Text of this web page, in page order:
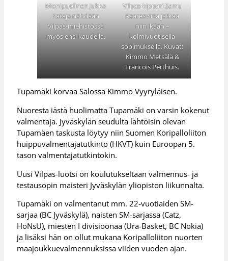
Monipuolinen Jukka
Kataja nähdään
Vilpas-miehistössä
myös ensi kaudella.
Vilpas-kippari Samu
Kaaresvirta jatkaa
niin ikään –
kolmivuotisella
sopimuksella. Kuvat:
Kimmo Metsälä &
Francois Perthuis.
Tupamäki korvaa Salossa Kimmo Vyyryläisen.
Nuoresta iästä huolimatta Tupamäki on varsin kokenut
valmentaja. Jyväskylän seudulta lähtöisin olevan
Tupamäen taskusta löytyy niin Suomen Koripalloliiton
huippuvalmentajatutkinto (HKVT) kuin Euroopan 5.
tason valmentajatutkintokin.
Uusi Vilpas-luotsi on koulutukseltaan valmennus- ja
testausopin maisteri Jyväskylän yliopiston liikunnalta.
Tupamäki on valmentanut mm. 22-vuotiaiden SM-
sarjaa (BC Jyväskylä), naisten SM-sarjassa (Catz,
HoNsU), miesten I divisioonaa (Ura-Basket, BC Nokia)
ja lisäksi hän on ollut mukana Koripalloliiton nuorten
maajoukkuevalmennuksissa viiden vuoden ajan.